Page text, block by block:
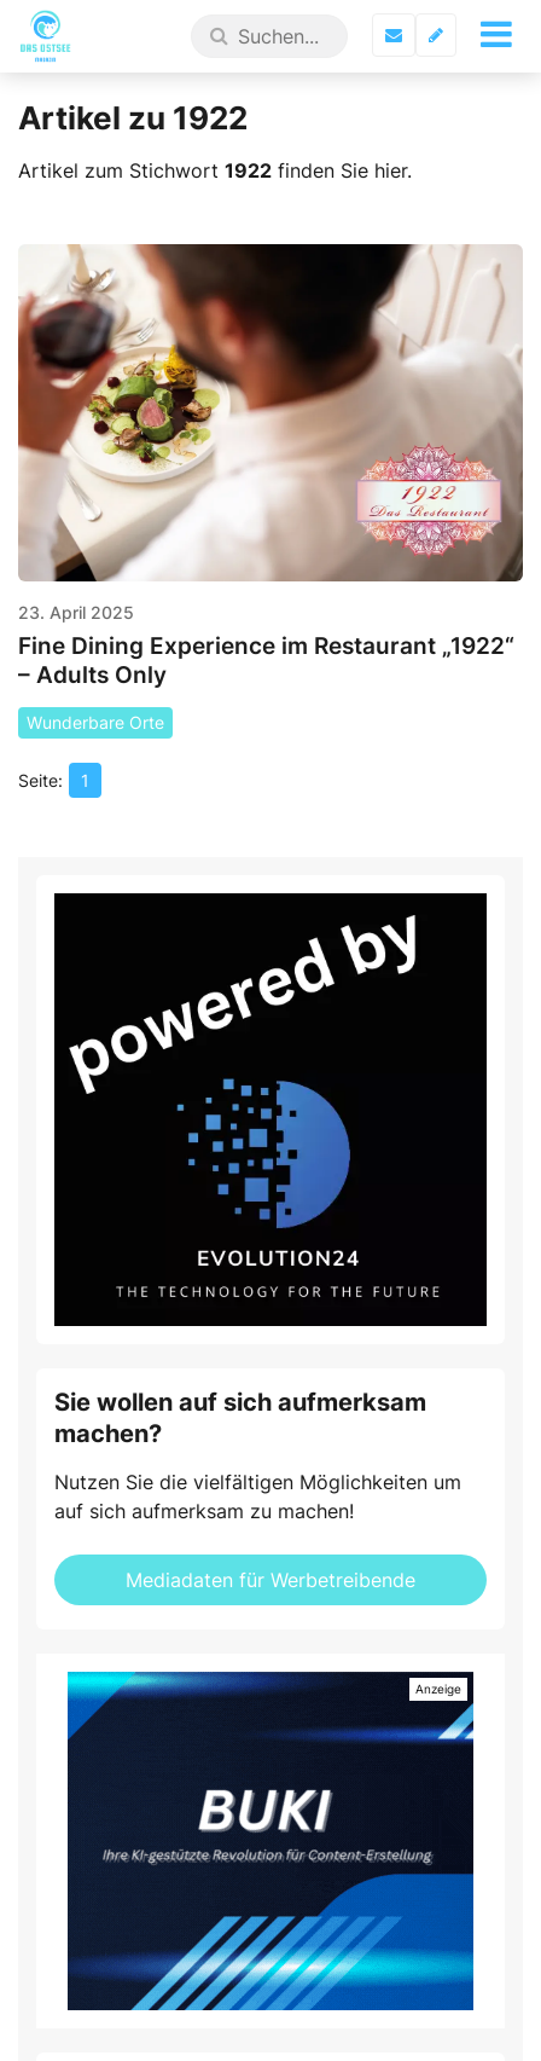
Artikel zu 1922
Artikel zum Stichwort 1922 finden Sie hier.
23. April 2025
Fine Dining Experience im Restaurant „1922“
– Adults Only
Wunderbare Orte
1
Sie wollen auf sich aufmerksam
machen?
Nutzen Sie die vielfältigen Möglichkeiten um
auf sich aufmerksam zu machen!
Mediadaten für Werbetreibende